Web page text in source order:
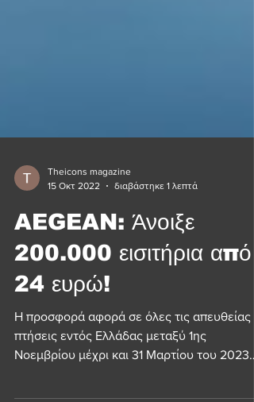
Theicons magazine
AEGEAN: Άνοιξε
200.000 εισιτήρια από
24 ευρώ!
Η προσφορά αφορά σε όλες τις απευθείας
πτήσεις εντός Ελλάδας μεταξύ 1ης
και λήγει στις 19...